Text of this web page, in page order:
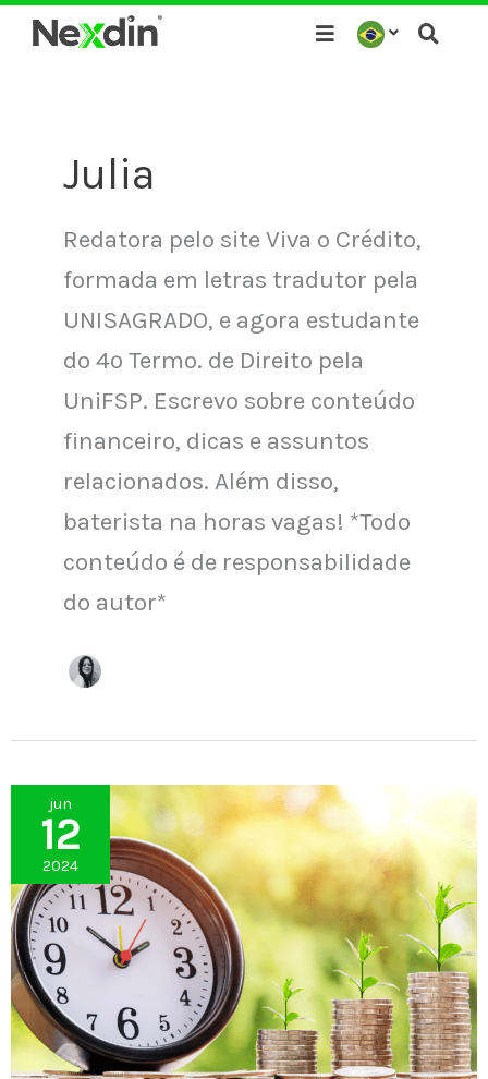
para
Julia
Redatora pelo site Viva o Crédito,
formada em letras tradutor pela
UNISAGRADO, e agora estudante
do 4º Termo. de Direito pela
UniFSP. Escrevo sobre conteúdo
financeiro, dicas e assuntos
relacionados. Além disso,
baterista na horas vagas! *Todo
conteúdo é de responsabilidade
do autor*
jun
12
2024